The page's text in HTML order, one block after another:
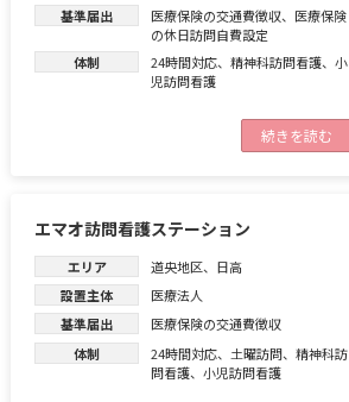
基準届出
医療保険の交通費徴収、 医療保険
の休日訪問自費設定
体制
24時間対応、精神科訪問看護、小
児訪問看護
続きを読む
エマオ訪問看護ステーション
エリア 道央地区、 日高
設置主体
医療法人
基準届出
医療保険の交通費徴収
体制
24時間対応、 土曜訪問、精神科訪
問看護、小児訪問看護